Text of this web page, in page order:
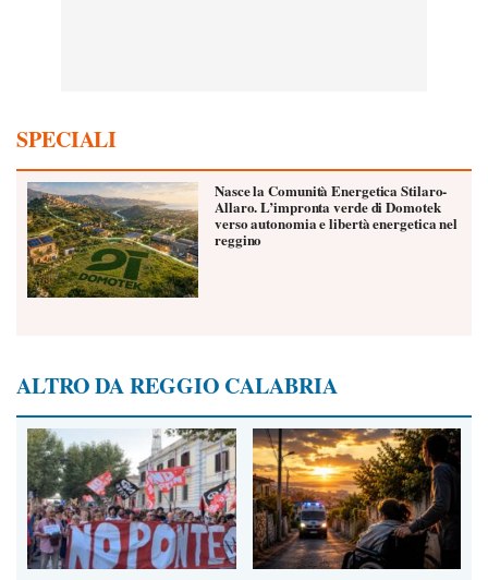
SPECIALI
Nasce la Comunità Energetica Stilaro-
Allaro. L’impronta verde di Domotek
verso autonomia e libertà energetica nel
reggino
ALTRO DA REGGIO CALABRIA